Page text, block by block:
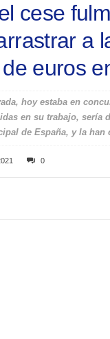
cese
a
euros
hoy estaba en
en su trabajo, sería
de España, y la
0